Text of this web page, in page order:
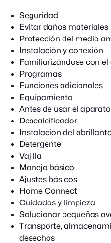
Seguridad
Evitar daños materiales
Protección del medio
Instalación y conexión
Familiarizándose con el
Programas
Funciones adicionales
Equipamiento
Antes de usar el
Descalcificador
Instalación del
Detergente
Vajilla
Manejo básico
Ajustes básicos
Home Connect
Cuidados y limpieza
Solucionar pequeñas
Transporte,
desechos